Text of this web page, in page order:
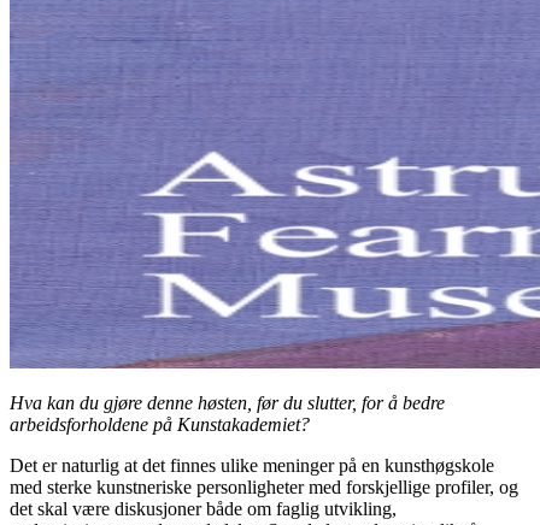
Hva kan du gjøre denne høsten, før du slutter, for å bedre
arbeidsforholdene på Kunstakademiet?
Det er naturlig at det finnes ulike meninger på en kunsthøgskole
med sterke kunstneriske personligheter med forskjellige profiler, og
det skal være diskusjoner både om faglig utvikling,